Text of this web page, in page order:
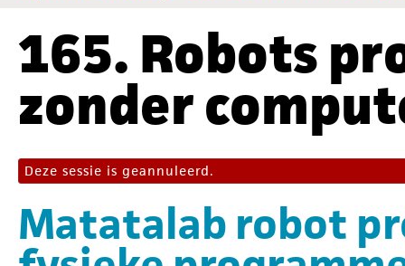
165. Robots
zonder
Deze sessie is geannuleerd.
Matatalab robot